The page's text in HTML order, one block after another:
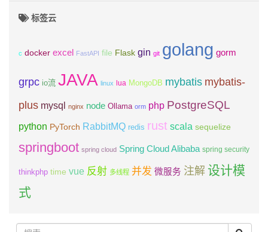
标签云
c docker excel FastAPI file Flask gin git golang gorm
grpc io流 JAVA linux lua MongoDB mybatis mybatis-
plus mysql nginx node Ollama orm php PostgreSQL
python PyTorch RabbitMQ redis rust scala sequelize
springboot spring cloud Spring Cloud Alibaba spring security
thinkphp time vue 反射 多线程 并发 微服务 注解 设计模
式